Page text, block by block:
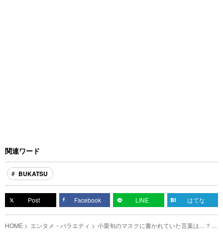
関連ワード
BUKATSU
Post Facebook LINE はてな
HOME エンタメ・バラエティ 小栗旬のマスクに書かれていた言葉は…？
『大泉一派』の堀田真由が明かす